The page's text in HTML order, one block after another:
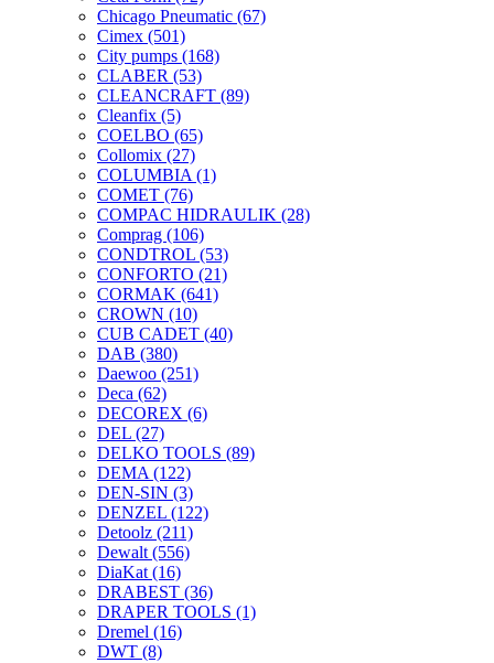
Chicago Pneumatic (67)
Cimex (501)
City pumps (168)
CLABER (53)
CLEANCRAFT (89)
Cleanfix (5)
COELBO (65)
Collomix (27)
COLUMBIA (1)
COMET (76)
COMPAC HIDRAULIK (28)
Comprag (106)
CONDTROL (53)
CONFORTO (21)
CORMAK (641)
CROWN (10)
CUB CADET (40)
DAB (380)
Daewoo (251)
Deca (62)
DECOREX (6)
DEL (27)
DELKO TOOLS (89)
DEMA (122)
DEN-SIN (3)
DENZEL (122)
Detoolz (211)
Dewalt (556)
DiaKat (16)
DRABEST (36)
DRAPER TOOLS (1)
Dremel (16)
DWT (8)